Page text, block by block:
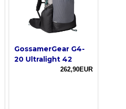
GossamerGear G4-
20 Ultralight 42
262,90EUR